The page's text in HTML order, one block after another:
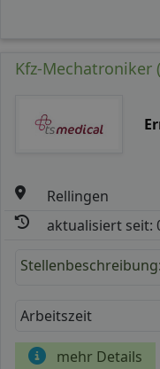
Kfz-Mechatroniker
Rellingen
aktualisiert seit:
Stellenbeschreibung:
Arbeitszeit
mehr Details